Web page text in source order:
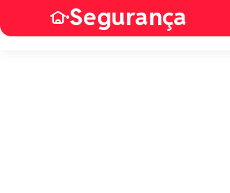
•Segurança